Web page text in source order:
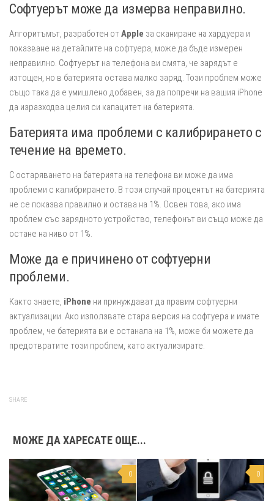
Софтуерът може да измерва неправилно.
Алгоритъмът, разработен отApple за сканиране на хардуера и
показване на детайлите на софтуера, може да бъде измерен
неправилно. Софтуерът на телефона ви смята, че зарядът е
изтощен, но в батерията остава малко заряд. Този проблем може
също така да е умишлено добавен, за да попречи на вашия iPhone
да изразходва целия си капацитет на батерията.
Батерията има проблеми с калибрирането с
течение на времето.
С остаряването на батерията на телефона ви може да има
проблеми с калибрирането. В този случай процентът на батерията
не се показва правилно и остава на 1%. Освен това, ако има
проблем със зарядното устройство, телефонът ви също може да
остане на ниво от 1%.
Може да е причинено от софтуерни
проблеми.
Както знаете, iPhone ни принуждават да правим софтуерни
актуализации. Ако използвате стара версия на софтуера и имате
проблем, че батерията ви е останала на 1%, може би можете да
предотвратите този проблем, като актуализирате.
SHARE
МОЖЕ ДА ХАРЕСАТЕ ОЩЕ...
0 0